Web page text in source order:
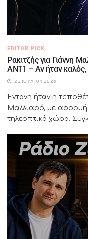
EDITOR PICK
Ρακιτζής για Γιάννη
ΑΝΤ1 – Αν ήταν καλός,
22 ΙΟΥΛΊΟΥ 2026
Έντονη ήταν η
Μαλλιαρό, με αφορμή
τηλεοπτικό χώρο.